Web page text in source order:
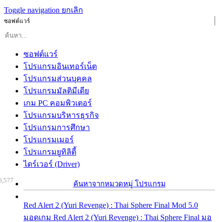
Toggle navigation ยกเลิก
ซอฟต์แวร์
ซอฟต์แวร์
โปรแกรมอินเทอร์เน็ต
โปรแกรมส่วนบุคคล
โปรแกรมมัลติมีเดีย
เกม PC คอมพิวเตอร์
โปรแกรมบริหารธุรกิจ
โปรแกรมการศึกษา
โปรแกรมเมอร์
โปรแกรมยูทิลิตี้
ไดร์เวอร์ (Driver)
ค้นหาจากหมวดหมู่ โปรแกรม
Red Alert 2 (Yuri Revenge) : Thai Sphere Final Mod 5.0
มอดเกม Red Alert 2 (Yuri Revenge) : Thai Sphere Final มอ